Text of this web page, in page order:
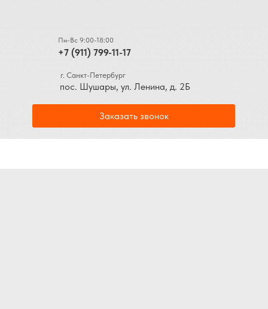
+7 (911) 799-11-17
Пн-Вс 9:00-18:00
Заказать звонок
пос. Шушары, ул. Ленина, д. 2Б
г. Санкт-Петербург